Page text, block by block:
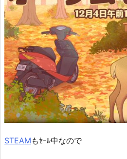
STEAM もｾｰﾙ中なので